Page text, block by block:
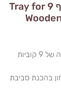
מגש ל 9 קוביות האלף Tray for 9
מגש עץ מתאים לנשיאה נוחה של 9 קוביות
בהכנת סביבת